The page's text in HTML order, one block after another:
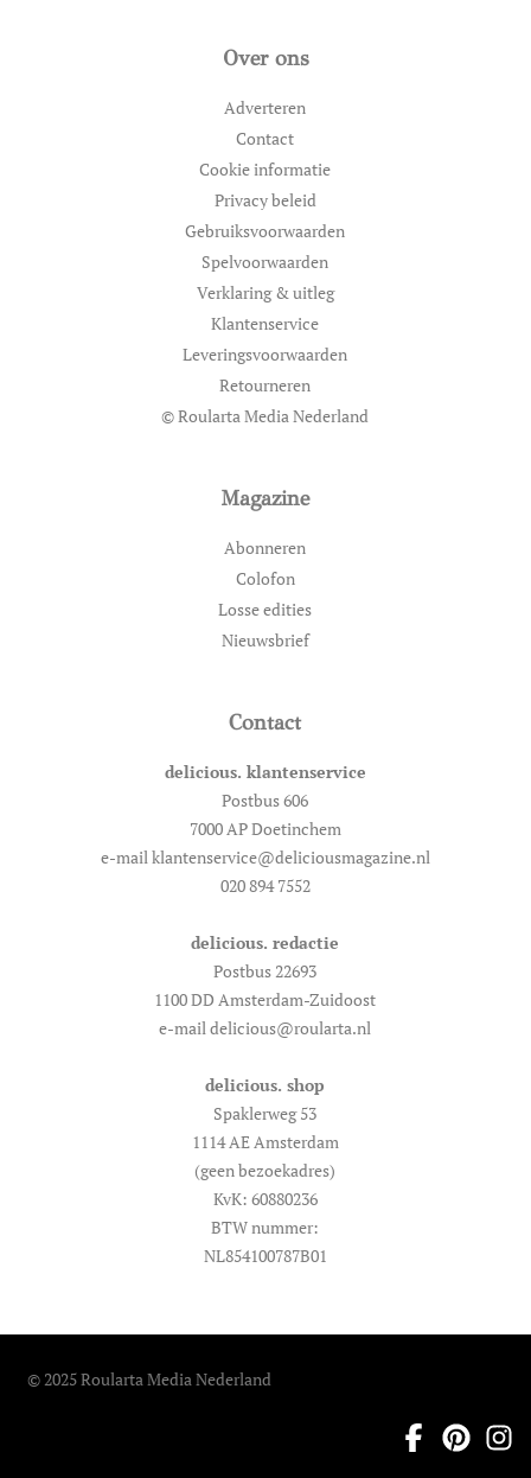
Over ons
Adverteren
Contact
Cookie informatie
Privacy beleid
Gebruiksvoorwaarden
Spelvoorwaarden
Verklaring & uitleg
Klantenservice
Leveringsvoorwaarden
Retourneren
© Roularta Media Nederland
Magazine
Abonneren
Colofon
Losse edities
Nieuwsbrief
Contact
delicious. klantenservice
Postbus 606
7000 AP Doetinchem
e-mail klantenservice@deliciousmagazine.nl
020 894 7552
delicious. redactie
Postbus 22693
1100 DD Amsterdam-Zuidoost
e-mail delicious@roularta.nl
delicious. shop
Spaklerweg 53
1114 AE Amsterdam
(geen bezoekadres)
KvK: 60880236
BTW nummer:
NL854100787B01
© 2025 Roularta Media Nederland